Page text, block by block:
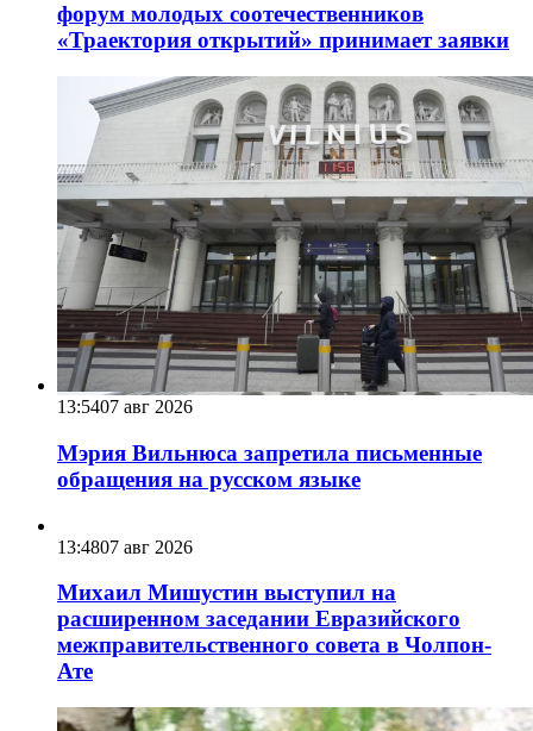
форум молодых соотечественников
«Траектория открытий» принимает заявки
13:5407 авг 2026
Мэрия Вильнюса запретила письменные
обращения на русском языке
13:4807 авг 2026
Михаил Мишустин выступил на
расширенном заседании Евразийского
межправительственного совета в Чолпон-
Ате